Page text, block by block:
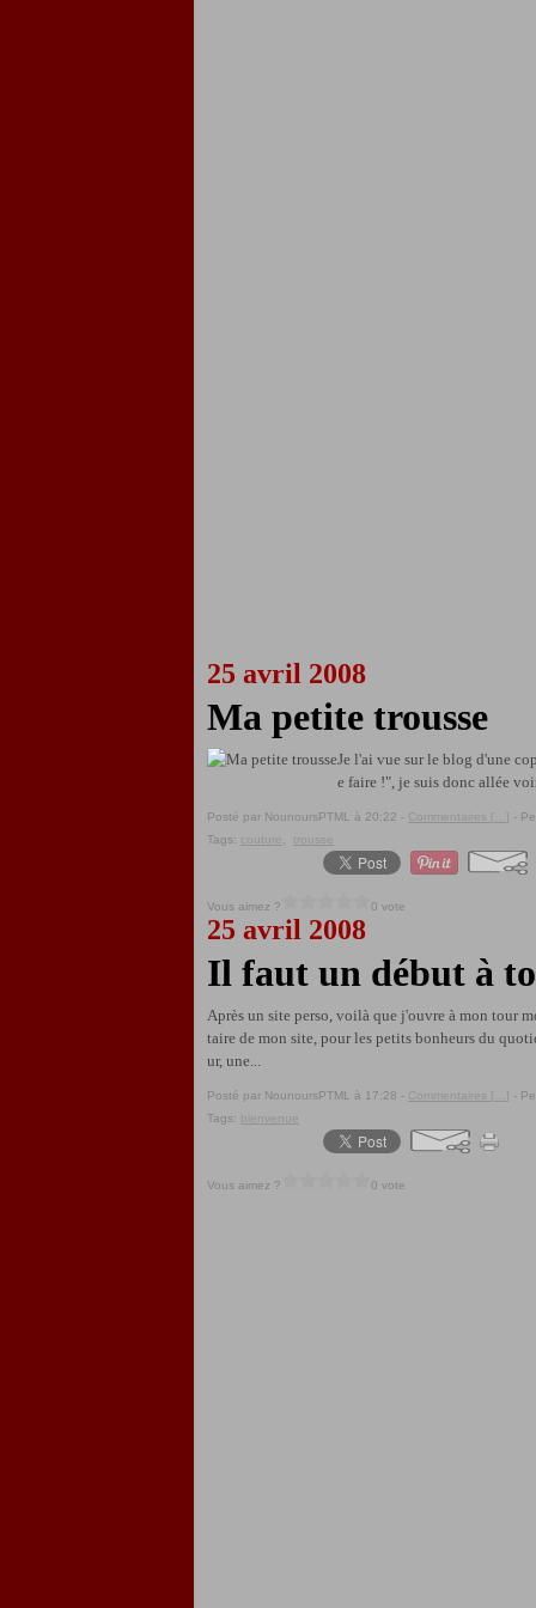
25 avril 2008
Ma petite trousse
Je l'ai vue sur le blog d'une
e faire !", je suis donc allée
Posté par NounoursPTML à 20:22 - Commentaires [ ] -
Tags:
couture trousse
Vous aimez ? 0 vote
25 avril 2008
Il faut un début à
Après un site perso, voilà que j'ouvre à mon tour
taire de mon site, pour les petits bonheurs du
ur, une...
Posté par NounoursPTML à 17:28 - Commentaires [ ] -
Tags:
bienvenue
Vous aimez ? 0 vote